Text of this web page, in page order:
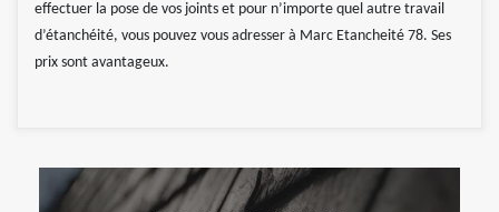
effectuer la pose de vos joints et pour n’importe quel autre travail
d’étanchéité, vous pouvez vous adresser à Marc Etancheité 78. Ses
prix sont avantageux.